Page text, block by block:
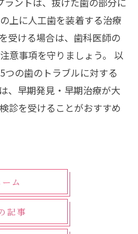
上に人工歯を装着する治療
受ける場合は、歯科医師の
意事項を守りましょう。 以
つの歯のトラブルに対する
、早期発見・早期治療が大
診を受けることがおすすめ
ム
記事